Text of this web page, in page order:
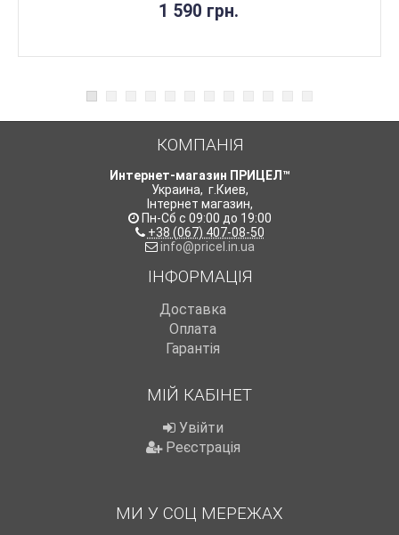
1 590 грн.
КОМПАНІЯ
Интернет-магазин ПРИЦЕЛ™
Украина, г.Киев,
Інтернет магазин,
Пн-Сб с 09:00 до 19:00
+38 (067) 407-08-50
info@pricel.in.ua
ІНФОРМАЦІЯ
Доставка
Оплата
Гарантія
МІЙ КАБІНЕТ
Увійти
Реєстрація
МИ У СОЦ МЕРЕЖАХ